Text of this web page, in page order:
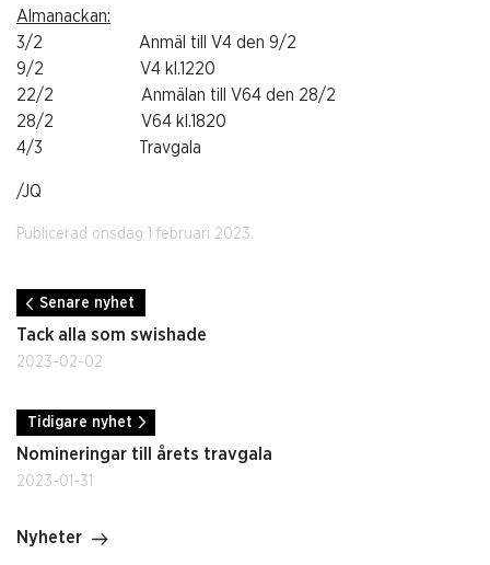
Almanackan:
3/2 Anmäl till V4 den 9/2
9/2 V4 kl.1220
22/2 Anmälan till V64 den 28/2
28/2 V64 kl.1820
4/3 Travgala
/JQ
Publicerad onsdag 1 februari 2023.
Senare nyhet
Tack alla som swishade
2023-02-02
Tidigare nyhet
Nomineringar till årets travgala
2023-01-31
Nyheter